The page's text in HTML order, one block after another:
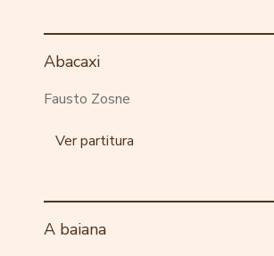
Abacaxi
Fausto Zosne
Ver partitura
A baiana